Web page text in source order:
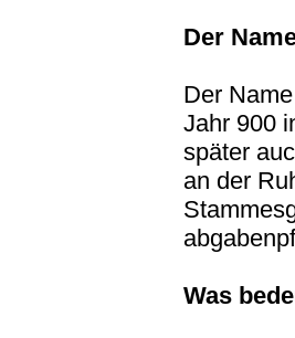
Der
Der
Jahr 900
später
an der
Was